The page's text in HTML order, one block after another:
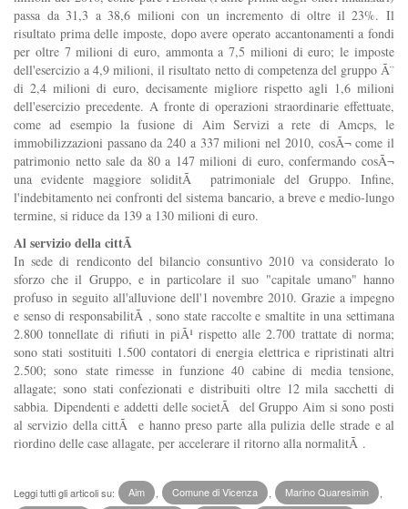
passa da 31,3 a 38,6 milioni con un incremento di oltre il 23%. Il
risultato prima delle imposte, dopo avere operato accantonamenti a fondi
per oltre 7 milioni di euro, ammonta a 7,5 milioni di euro; le imposte
dell'esercizio a 4,9 milioni, il risultato netto di competenza del gruppo Ã¨
di 2,4 milioni di euro, decisamente migliore rispetto agli 1,6 milioni
dell'esercizio precedente. A fronte di operazioni straordinarie effettuate,
come ad esempio la fusione di Aim Servizi a rete di Amcps, le
immobilizzazioni passano da 240 a 337 milioni nel 2010, cosÃ¬ come il
patrimonio netto sale da 80 a 147 milioni di euro, confermando cosÃ¬
una evidente maggiore soliditÃ patrimoniale del Gruppo. Infine,
l'indebitamento nei confronti del sistema bancario, a breve e medio-lungo
termine, si riduce da 139 a 130 milioni di euro.
Al servizio della cittÃ
In sede di rendiconto del bilancio consuntivo 2010 va considerato lo
sforzo che il Gruppo, e in particolare il suo "capitale umano" hanno
profuso in seguito all'alluvione dell'1 novembre 2010. Grazie a impegno
e senso di responsabilitÃ , sono state raccolte e smaltite in una settimana
2.800 tonnellate di rifiuti in piÃ¹ rispetto alle 2.700 trattate di norma;
sono stati sostituiti 1.500 contatori di energia elettrica e ripristinati altri
2.500; sono state rimesse in funzione 40 cabine di media tensione,
allagate; sono stati confezionati e distribuiti oltre 12 mila sacchetti di
sabbia. Dipendenti e addetti delle societÃ del Gruppo Aim si sono posti
al servizio della cittÃ e hanno preso parte alla pulizia delle strade e al
riordino delle case allagate, per accelerare il ritorno alla normalitÃ .
Leggi tutti gli articoli su: Aim Comune di Vicenza Marino Quaresimin